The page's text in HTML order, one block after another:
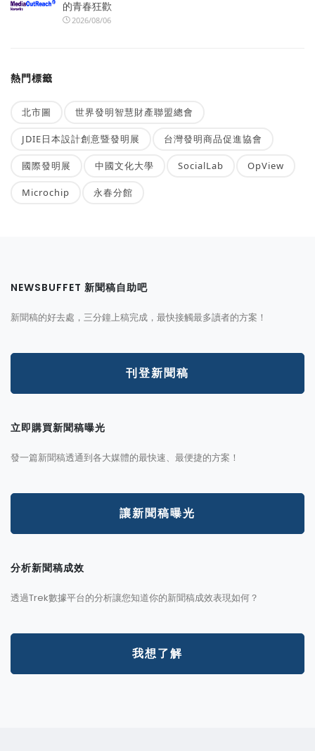
的青春狂歡
2026/08/06
熱門標籤
北市圖 世界發明智慧財產聯盟總會
JDIE日本設計創意暨發明展 台灣發明商品促進協會
國際發明展 中國文化大學 SocialLab OpView
Microchip 永春分館
NEWSBUFFET 新聞稿自助吧
新聞稿的好去處，三分鐘上稿完成，最快接觸最多讀者的方案！
刊登新聞稿
立即購買新聞稿曝光
發一篇新聞稿透通到各大媒體的最快速、最便捷的方案！
讓新聞稿曝光
分析新聞稿成效
透過Trek數據平台的分析讓您知道你的新聞稿成效表現如何？
我想了解